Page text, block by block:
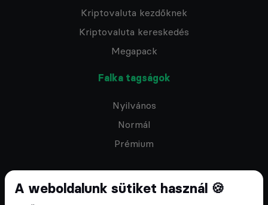
A weboldalunk sütiket használ 🍪
Kriptovaluta kezdőknek
Kriptovaluta kereskedés
Megapack
Falka tagságok
Nyilvános
Normál
Prémium